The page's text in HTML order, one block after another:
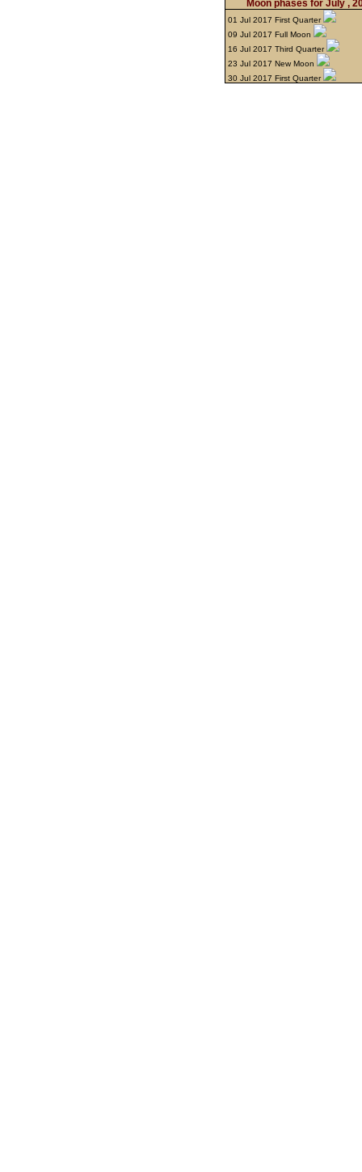
Moon phases for July ,
01 Jul 2017 First Quarter
09 Jul 2017 Full Moon
16 Jul 2017 Third Quarter
23 Jul 2017 New Moon
30 Jul 2017 First Quarter